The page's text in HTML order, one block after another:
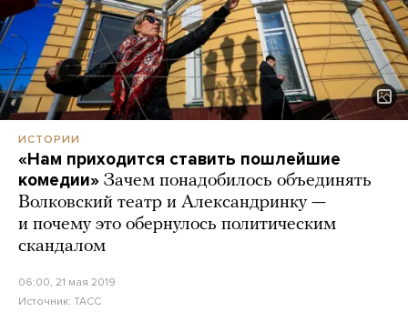
ИСТОРИИ
«Нам приходится ставить пошлейшие
комедии» Зачем понадобилось объединять
Волковский театр и Александринку —
и почему это обернулось политическим
скандалом
06:00, 21 мая 2019
Источник: ТАСС